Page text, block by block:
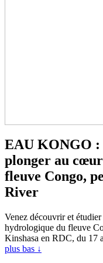
EAU KONGO :
plonger au
fleuve Congo,
River
Venez découvrir et
hydrologique du fleuve
Kinshasa en RDC, du 17
plus bas ↓